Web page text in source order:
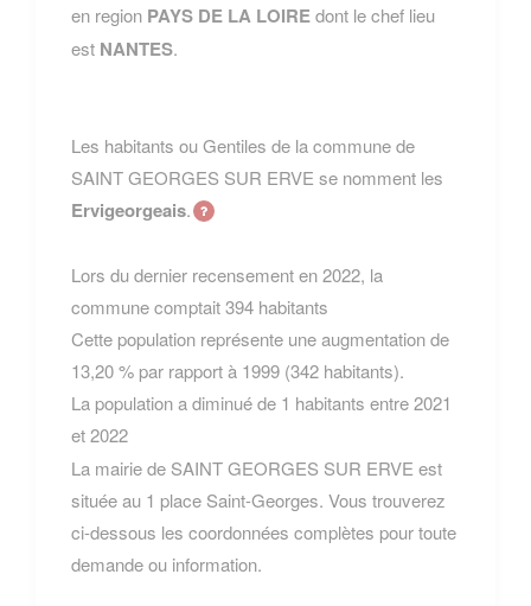
en region PAYS DE LA LOIREdont le chef lieu
est NANTES.
Les habitants ou Gentiles de la commune de
SAINT GEORGES SUR ERVE se nomment les
Ervigeorgeais.
Lors du dernier recensement en 2022, la
commune comptait 394 habitants
Cette population représente une augmentation de
13,20 % par rapport à 1999 (342 habitants).
La population a diminué de 1 habitants entre 2021
et 2022
La mairie de SAINT GEORGES SUR ERVE est
située au 1 place Saint-Georges. Vous trouverez
ci-dessous les coordonnées complètes pour toute
demande ou information.